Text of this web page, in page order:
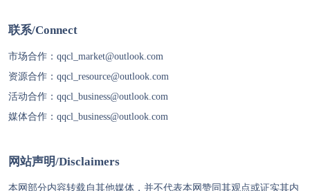
联系/Connect
市场合作： qqcl_market@outlook.com
资源合作： qqcl_resource@outlook.com
活动合作： qqcl_business@outlook.com
媒体合作： qqcl_business@outlook.com
网站声明/Disclaimers
本网部分内容转载自其他媒体，并不代表本网赞同其观点或证实其内